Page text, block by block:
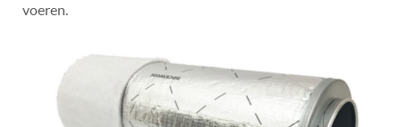
voeren.